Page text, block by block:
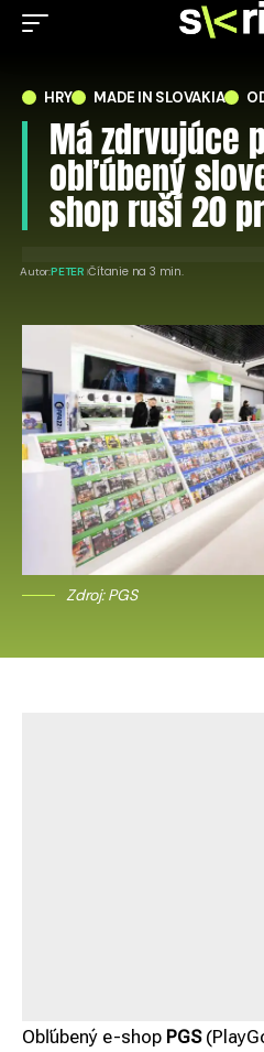
HRY MADE IN SLOVAKIA
Má zdrvujúce
obľúbený
shop ruší 20
Autor:PETER Čítanie na 3 min.
Zdroj: PGS
Obľúbený e-shop PGS